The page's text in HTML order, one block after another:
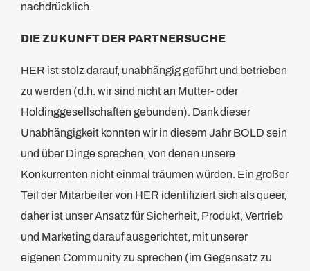
nachdrücklich.
DIE ZUKUNFT DER PARTNERSUCHE
HER ist stolz darauf, unabhängig geführt und betrieben
zu werden (d.h. wir sind nicht an Mutter- oder
Holdinggesellschaften gebunden). Dank dieser
Unabhängigkeit konnten wir in diesem Jahr BOLD sein
und über Dinge sprechen, von denen unsere
Konkurrenten nicht einmal träumen würden. Ein großer
Teil der Mitarbeiter von HER identifiziert sich als queer,
daher ist unser Ansatz für Sicherheit, Produkt, Vertrieb
und Marketing darauf ausgerichtet, mit unserer
eigenen Community zu sprechen (im Gegensatz zu